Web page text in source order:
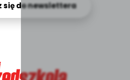
się do newslettera